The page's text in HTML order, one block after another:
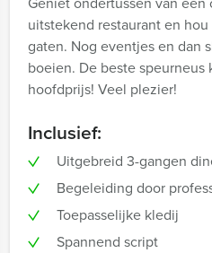
uitstekend restaurant en
gaten. Nog eventjes en dan
boeien. De beste
hoofdprijs! Veel plezier!
Inclusief:
Uitgebreid 3-gangen
Begeleiding door
Toepasselijke kledij
Spannend script